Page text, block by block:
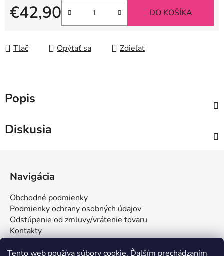
Tento web používa súbory cookie. Ďalším prechádzaním
€42,90
Jednotková cena:
DO KOŠÍKA
Tlač Opýtať sa Zdieľať
Popis
Diskusia
e
Navigácia
Obchodné podmienky
Podmienky ochrany osobných údajov
Odstúpenie od zmluvy/vrátenie tovaru
Kontakty